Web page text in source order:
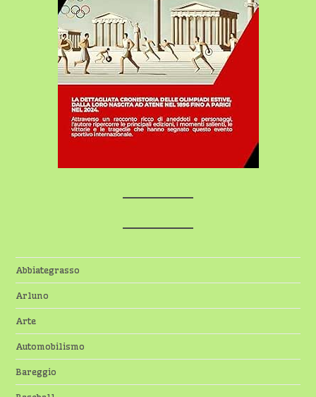
Abbiategrasso
Arluno
Arte
Automobilismo
Bareggio